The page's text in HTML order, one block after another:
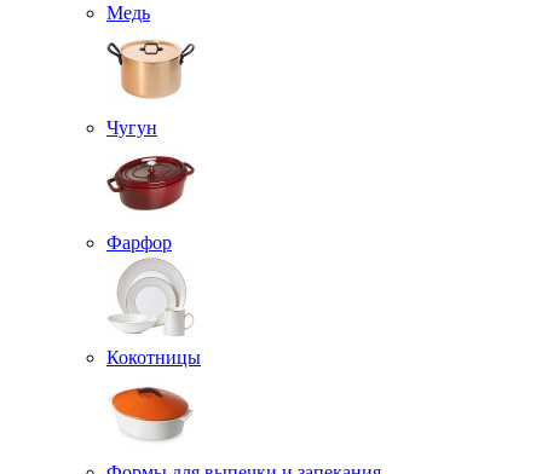
Медь
Чугун
Фарфор
Кокотницы